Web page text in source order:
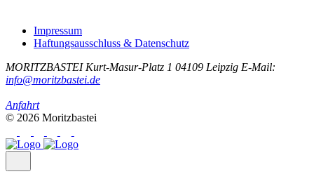
Impressum
Haftungsausschluss & Datenschutz
MORITZBASTEI Kurt-Masur-Platz 1 04109 Leipzig E-Mail:
info@moritzbastei.de
Anfahrt
© 2026 Moritzbastei